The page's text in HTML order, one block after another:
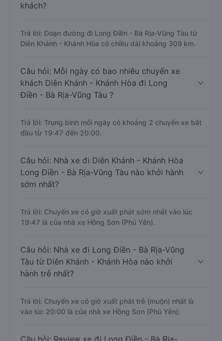
khách?
Trả lời: Đoạn đường đi Long Điền - Bà Rịa-Vũng Tàu từ
Diên Khánh - Khánh Hòa có chiều dài khoảng 309 km.
Câu hỏi: Mỗi ngày có bao nhiêu chuyến xe
khách Diên Khánh - Khánh Hòa đi Long
Điền - Bà Rịa-Vũng Tàu ?
Trả lời: Trung bình mỗi ngày có khoảng 2 chuyến xe bắt
đầu từ 19:47 đến 20:00.
Câu hỏi: Nhà xe đi Diên Khánh - Khánh Hòa
Long Điền - Bà Rịa-Vũng Tàu nào khởi hành
sớm nhất?
Trả lời: Chuyến xe có giờ xuất phát sớm nhất vào lúc
19:47 là của nhà xe Hồng Sơn (Phú Yên).
Câu hỏi: Nhà xe đi Long Điền - Bà Rịa-Vũng
Tàu từ Diên Khánh - Khánh Hòa nào khởi
hành trễ nhất?
Trả lời: Chuyến xe có giờ xuất phát trễ (muộn) nhất là
vào lúc 20:00 là của nhà xe Hồng Sơn (Phú Yên).
Câu hỏi: Review xe đi Long Điền - Bà Rịa-